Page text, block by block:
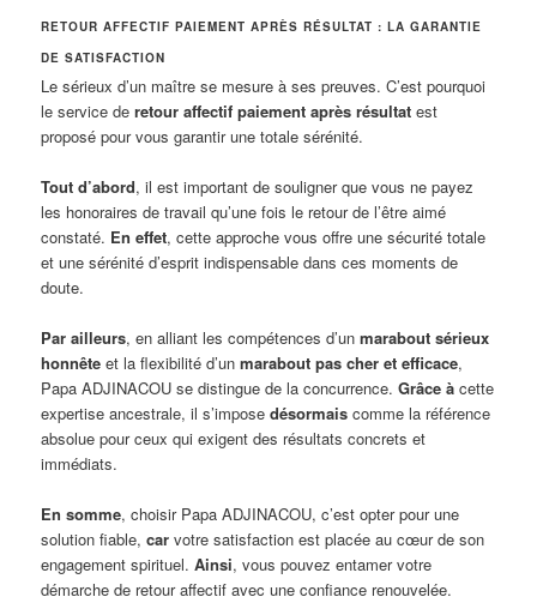
RETOUR AFFECTIF PAIEMENT APRÈS RÉSULTAT : LA GARANTIE
DE SATISFACTION
Le sérieux d’un maître se mesure à ses preuves. C’est pourquoi
le service deretour affectif paiement après résultat est
proposé pour vous garantir une totale sérénité.
Tout d’abord, il est important de souligner que vous ne payez
les honoraires de travail qu’une fois le retour de l’être aimé
constaté. En effet, cette approche vous offre une sécurité totale
et une sérénité d’esprit indispensable dans ces moments de
doute.
Par ailleurs, en alliant les compétences d’unmarabout sérieux
honnête et la flexibilité d’unmarabout pas cher et efficace,
Papa ADJINACOU se distingue de la concurrence.Grâce à cette
expertise ancestrale, il s’imposedésormais comme la référence
absolue pour ceux qui exigent des résultats concrets et
immédiats.
En somme, choisir Papa ADJINACOU, c’est opter pour une
solution fiable,car votre satisfaction est placée au cœur de son
engagement spirituel.Ainsi, vous pouvez entamer votre
démarche de retour affectif avec une confiance renouvelée.